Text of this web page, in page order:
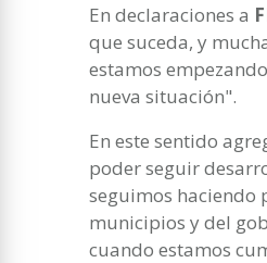
En declaraciones a
que suceda, y
estamos
nueva situación".
En este sentido
poder seguir
seguimos haciendo
municipios y del
cuando estamos